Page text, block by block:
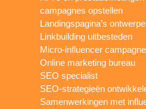
campagnes opstellen
Landingspagina’s
Linkbuilding uitbesteden
Micro-influencer
Online marketing bureau
SEO specialist
SEO-strategieën
Samenwerkingen met